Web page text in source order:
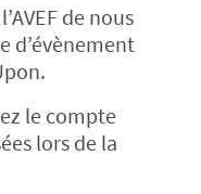
de nous
d’évènement
le compte
lors de la